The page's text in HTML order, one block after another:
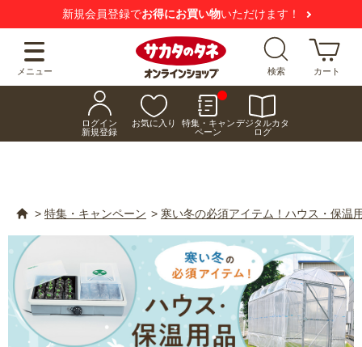
【注意喚起】悪質な偽サイトにご注意
メニュー 検索 カート
ログイン
新規登録
お気に入り
特集・キャン
ペーン
デジタルカタ
ログ
> 特集・キャンペーン > 寒い冬の必須アイテム！ハウス・保温